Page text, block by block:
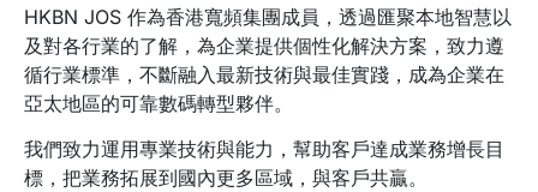
HKBN JOS 作為香港寬頻集團成員，透過匯聚本地智慧以
及對各行業的了解，為企業提供個性化解決方案，致力遵
循行業標準，不斷融入最新技術與最佳實踐，成為企業在
亞太地區的可靠數碼轉型夥伴。
我們致力運用專業技術與能力，幫助客戶達成業務增長目
標，把業務拓展到國內更多區域，與客戶共贏。